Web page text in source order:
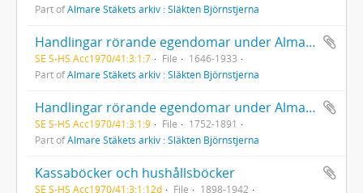
Part ofAlmare Stäkets arkiv : Släkten Björnstjerna
Handlingar rörande egendomar under Almare Stäket  Diverse
SE S-HS Acc1970/41:3:1:7 File
1646-1933
Part ofAlmare Stäkets arkiv : Släkten Björnstjerna
Handlingar rörande egendomar under Almare stäket  Diverse
SE S-HS Acc1970/41:3:1:9 File
1752-1891
Part ofAlmare Stäkets arkiv : Släkten Björnstjerna
Kassaböcker och hushållsböcker
SE S-HS Acc1970/41:3:1:12d File 1898-1942